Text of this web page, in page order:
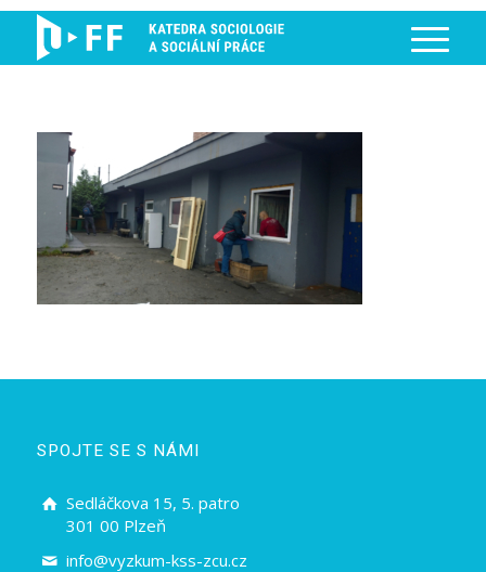
SPOJTE SE S NÁMI
Sedláčkova 15, 5. patro
301 00 Plzeň
info@vyzkum-kss-zcu.cz